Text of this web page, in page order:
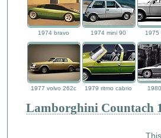
1974 bravo 1974 mini 90 1975
1977 volvo 262c 1979 ritmo cabrio
Lamborghini Countach